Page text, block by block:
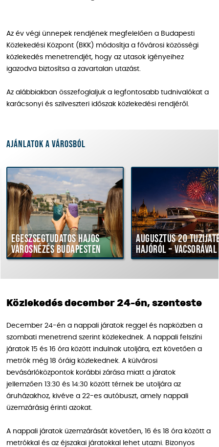
Az év végi ünnepek rendjének megfelelően a Budapesti
Közlekedési Központ (BKK) módosítja a fővárosi közösségi
közlekedés menetrendjét, hogy az utasok igényeihez
igazodva biztosítsa a zavartalan utazást.
Az alábbiakban összefoglaljuk a legfontosabb tudnivalókat a
karácsonyi és szilveszteri időszak közlekedési rendjéről.
Ajánlatok a városból
Egészségtudatos hajós
városnézés Budapesten
Augusztus 20
hajóról – vacsorával
Közlekedés december 24-én, szenteste
December 24-én a nappali járatok reggel és napközben a
szombati menetrend szerint közlekednek. A nappali felszíni
járatok 15 és 16 óra között indulnak utoljára, ezt követően a
metrók még 18 óráig közlekednek. A külvárosi
bevásárlóközpontok korábbi zárása miatt a járatok
jellemzően 13:30 és 14:30 között térnek be utoljára az
áruházakhoz, kivéve a 22-es autóbuszt, amely nappali
üzemzárásig érinti azokat.
A nappali járatok üzemzárását követően, 16 és 18 óra között a
metrókkal és az éjszakai járatokkal lehet utazni. Bizonyos